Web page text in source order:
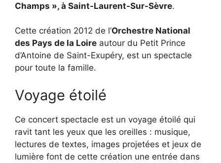
Champs », à Saint-Laurent-Sur-Sèvre.
Cette création 2012 de l’Orchestre National
des Pays de la Loire autour du Petit Prince
d’Antoine de Saint-Exupéry, est un spectacle
pour toute la famille.
Voyage étoilé
Ce concert spectacle est un voyage étoilé qui
ravit tant les yeux que les oreilles : musique,
lectures de textes, images projetées et jeux de
lumière font de cette création une entrée dans